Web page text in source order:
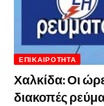
ΕΠΙΚΑΙΡΌΤΗΤΑ
Χαλκίδα: Οι
διακοπές